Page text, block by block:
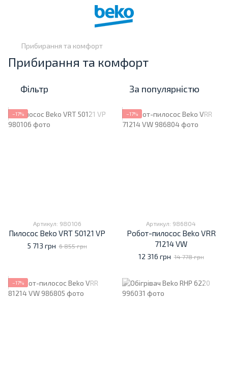
Прибирання та комфорт
Прибирання та комфорт
Фільтр За популярністю
−17%
Артикул: 980106
Пилосос Beko VRT 50121 VP
5 713 грн 6 855 грн
−17%
Артикул: 986804
Робот-пилосос Beko VRR
71214 VW
12 316 грн 14 778 грн
−17%